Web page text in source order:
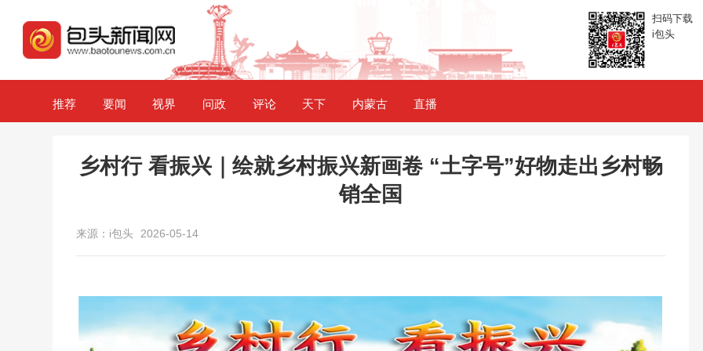
扫码下载
i包头
推荐 要闻 视界 问政 评论 天下 内蒙古 直播
乡村行 看振兴｜绘就乡村振兴新画卷 “土字号”好物走出乡村畅
销全国
来源：i包头 2026-05-14